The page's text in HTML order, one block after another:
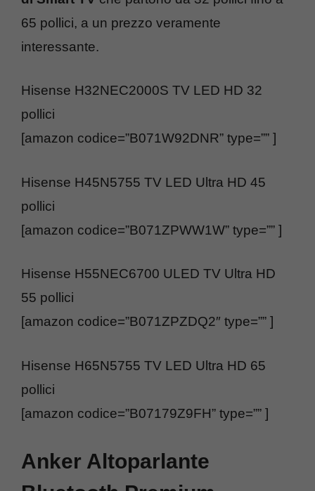
65 pollici, a un prezzo veramente
interessante.
Hisense H32NEC2000S TV LED HD 32
pollici
[amazon codice=”B071W92DNR” type=”” ]
Hisense H45N5755 TV LED Ultra HD 45
pollici
[amazon codice=”B071ZPWW1W” type=”” ]
Hisense H55NEC6700 ULED TV Ultra HD
55 pollici
[amazon codice=”B071ZPZDQ2″ type=”” ]
Hisense H65N5755 TV LED Ultra HD 65
pollici
[amazon codice=”B07179Z9FH” type=”” ]
Anker Altoparlante